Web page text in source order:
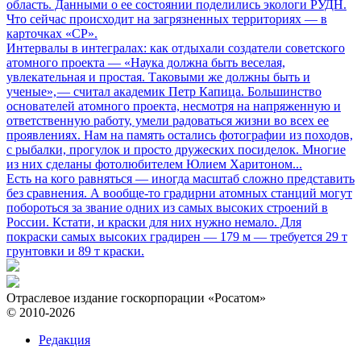
область. Данными о ее состоянии поделились экологи РУДН.
Что сейчас происходит на загрязненных территориях — в
карточках «СР».
Интервалы в интегралах: как отдыхали создатели советского
атомного проекта — «Наука должна быть веселая,
увлекательная и простая. Таковыми же должны быть и
ученые», — считал академик Петр Капица. Большинство
основателей атомного проекта, несмотря на напряженную и
ответственную работу, умели радоваться жизни во всех ее
проявлениях. Нам на память остались фотографии из походов,
с рыбалки, прогулок и просто дружеских посиделок. Многие
из них сделаны фотолюбителем Юлием Харитоном...
Есть на кого равняться — иногда масштаб сложно представить
без сравнения. А вообще-то градирни атомных станций могут
побороться за звание одних из самых высоких строений в
России. Кстати, и краски для них нужно немало. Для
покраски самых высоких градирен — 179 м — требуется 29 т
грунтовки и 89 т краски.
Отраслевое издание госкорпорации «Росатом»
© 2010-2026
Редакция